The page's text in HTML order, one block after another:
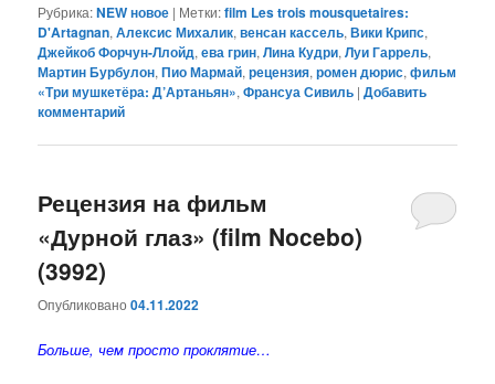
Рубрика:NEW новое | Метки:film Les trois mousquetaires:
D'Artagnan,Алексис Михалик,венсан кассель,Вики Крипс,
Джейкоб Форчун-Ллойд,ева грин,Лина Кудри,Луи Гаррель,
Мартин Бурбулон,Пио Мармай,рецензия,ромен дюрис,фильм
«Три мушкетёра: Д’Артаньян»,Франсуа Сивиль |Добавить
комментарий
Рецензия на фильм
«Дурной глаз» (film Nocebo)
(3992)
Опубликовано04.11.2022
Больше, чем просто проклятие…